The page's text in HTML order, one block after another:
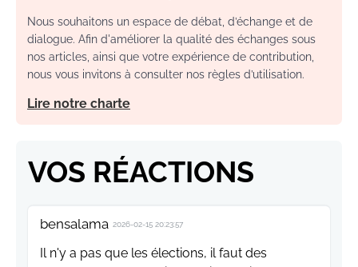
Nous souhaitons un espace de débat, d’échange et de
dialogue. Afin d'améliorer la qualité des échanges sous
nos articles, ainsi que votre expérience de contribution,
nous vous invitons à consulter nos règles d’utilisation.
Lire notre charte
VOS RÉACTIONS
bensalama 2026-02-15 20:23:57
Il n'y a pas que les élections, il faut des